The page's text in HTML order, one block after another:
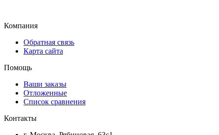
Компания
Обратная связь
Карта сайта
Помощь
Ваши заказы
Отложенные
Список сравнения
Контакты